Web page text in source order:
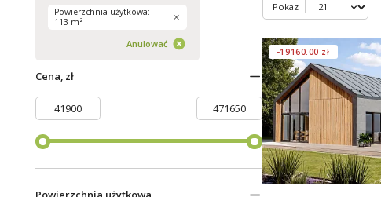
Powierzchnia użytkowa:
113 m²
Anulować
Cena, zł
Pokaz
-19160.00 zł